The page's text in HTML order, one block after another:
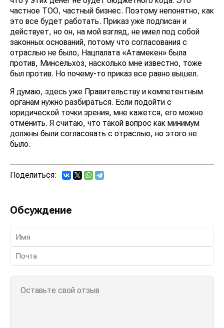
частное ТОО, частный бизнес. Поэтому непонятно, как
это все будет работать. Приказ уже подписан и
действует, но он, на мой взгляд, не имел под собой
законных оснований, потому что согласования с
отраслью не было, Нацпалата «Атамекен» была
против, Минсельхоз, насколько мне известно, тоже
был против. Но почему-то приказ все равно вышел.
Я думаю, здесь уже Правительству и компетентным
органам нужно разбираться. Если подойти с
юридической точки зрения, мне кажется, его можно
отменить. Я считаю, что такой вопрос как минимум
должны были согласовать с отраслью, но этого не
было.
Поделиться:
Обсуждение